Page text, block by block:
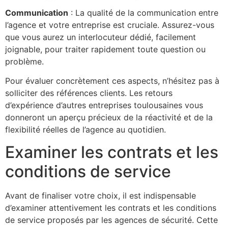
Communication : La qualité de la communication entre
l’agence et votre entreprise est cruciale. Assurez-vous
que vous aurez un interlocuteur dédié, facilement
joignable, pour traiter rapidement toute question ou
problème.
Pour évaluer concrètement ces aspects, n’hésitez pas à
solliciter des références clients. Les retours
d’expérience d’autres entreprises toulousaines vous
donneront un aperçu précieux de la réactivité et de la
flexibilité réelles de l’agence au quotidien.
Examiner les contrats et les
conditions de service
Avant de finaliser votre choix, il est indispensable
d’examiner attentivement les contrats et les conditions
de service proposés par les agences de sécurité. Cette